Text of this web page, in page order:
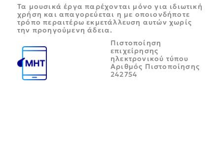
Τα μουσικά έργα παρέχονται μόνο για ιδιωτική
χρήση και απαγορεύεται η με οποιονδήποτε
τρόπο περαιτέρω εκμετάλλευση αυτών χωρίς
την προηγούμενη άδεια.
Πιστοποίηση
επιχείρησης
ηλεκτρονικού τύπου
Αριθμός Πιστοποίησης
242754